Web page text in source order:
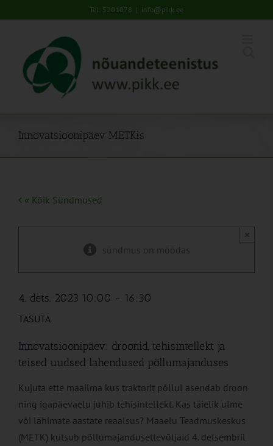
to
Tel: 5201078 | info@pikk.ee
Innovatsioonipäev METKis
« Kõik Sündmused
sündmus on möödas
×
4. dets. 2023 10:00 - 16:30
TASUTA
Innovatsioonipäev: droonid, tehisintellekt ja
teised uudsed lahendused põllumajanduses
Kujuta ette maailma kus traktorit põllul asendab droon
ning igapäevaelu juhib tehisintellekt. Kas täielik ulme
või lähimate aastate reaalsus? Maaelu Teadmuskeskus
(METK) kutsub põllumajandusettevõtjaid 4. detsembril